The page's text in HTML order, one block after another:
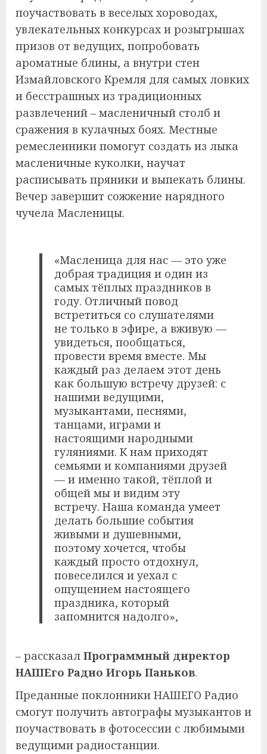
поучаствовать в веселых хороводах,
увлекательных конкурсах и розыгрышах
призов от ведущих, попробовать
ароматные блины, а внутри стен
Измайловского Кремля для самых ловких
и бесстрашных из традиционных
развлечений – масленичный столб и
сражения в кулачных боях. Местные
ремесленники помогут создать из лыка
масленичные куколки, научат
расписывать пряники и выпекать блины.
Вечер завершит сожжение нарядного
чучела Масленицы.
«Масленица для нас — это уже
добрая традиция и один из
самых тёплых праздников в
году. Отличный повод
встретиться со слушателями
не только в эфире, а вживую —
увидеться, пообщаться,
провести время вместе. Мы
каждый раз делаем этот день
как большую встречу друзей: с
нашими ведущими,
музыкантами, песнями,
танцами, играми и
настоящими народными
гуляниями. К нам приходят
семьями и компаниями друзей
— и именно такой, тёплой и
общей мы и видим эту
встречу. Наша команда умеет
делать большие события
живыми и душевными,
поэтому хочется, чтобы
каждый просто отдохнул,
повеселился и уехал с
ощущением настоящего
праздника, который
запомнится надолго»,
– рассказал Программный директор
НАШЕго Радио Игорь Паньков.
Преданные поклонники НАШЕГО Радио
смогут получить автографы музыкантов и
поучаствовать в фотосессии с любимыми
ведущими радиостанции.